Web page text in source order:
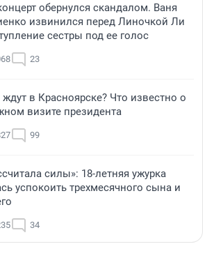
обернулся скандалом. Ваня
извинился перед Линочкой Ли
сестры под ее голос
23
ждут в Красноярске? Что известно о
визите президента
99
силы»: 18-летняя ужурка
успокоить трехмесячного сына и
34